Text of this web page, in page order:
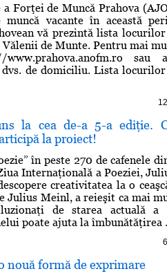
a Forţei de Muncă Prahova
vacante în această
vă prezintă lista locurilor
Vălenii de Munte. Pentru mai
sau
de domiciliu. Lista locurilor
la cea de-a 5-a ediţie.
la proiect!
în peste 270 de cafenele
Internaţională a Poeziei,
creativitatea la o
Julius Meinl, a reieşit ca mai
de starea actuală
poate ajuta la îmbunătăţirea
nouă formă de exprimare